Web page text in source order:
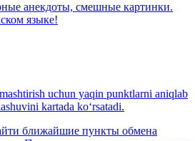
анекдоты, смешные картинки.
языке!
uchun yaqin punktlarni aniqlab
kartada ko‘rsatadi.
ближайшие пункты обмена